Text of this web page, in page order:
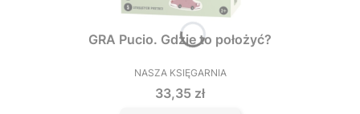
GRA Pucio. Gdzie to położyć?
PRODUCENT
NASZA KSIĘGARNIA
Cena
33,35 zł